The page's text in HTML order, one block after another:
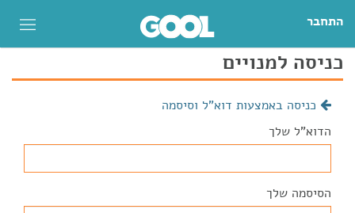
התחבר
כניסה למנויים
כניסה באמצעות דוא"ל וסיסמה
הדוא"ל שלך
הסיסמה שלך